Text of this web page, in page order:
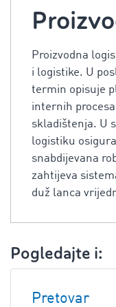
Proizvodna
i logistike. U
termin opisuje
internih
skladištenja. U
logistiku
snabdijevana
zahtijeva
duž lanca
Pogledajte i:
Pretovar